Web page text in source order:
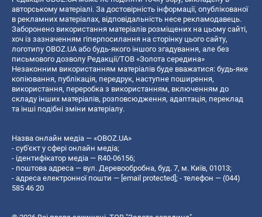
авторському матеріалі. За достовірність інформації, опублікованої
в рекламних матеріалах, відповідальність несе рекламодавець.
Заборонено використання матеріалів розміщених на цьому сайті,
хоч із зазначенням гіперпосилання на сторінку цього сайту,
логотипу OBOZ.UA або будь-якого іншого згадування, але без
письмового дозволу Редакції/ТОВ «Золота середина»
Незаконним використанням матеріалів буде вважатися: будь-яке
копiювання, публiкацiя, передрук, наступне поширення,
використання, переробка з використанням, включенням до
складу інших матеріалів, розповсюдження, адаптація, переклад
та інші подібні зміни матеріалу.
Назва онлайн медіа — «OBOZ.UA»
- суб'єкт у сфері онлайн медіа;
- ідентифікатор медіа — R40-06156;
- поштова адреса — вул. Деревообробна, буд. 7, м. Київ, 01013;
- адреса електронної пошти — [email protected] ; - телефон — (044)
585 46 20